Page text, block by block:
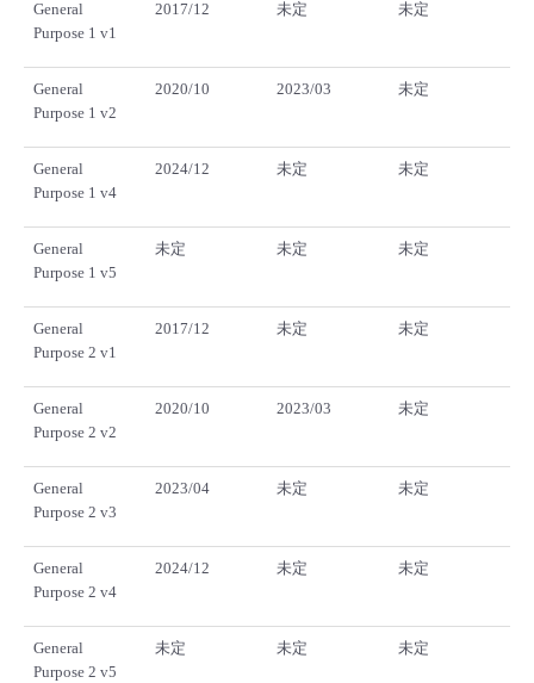
General
Purpose 1 v1
2017/12 未定 未定
General
Purpose 1 v2
2020/10 2023/03 未定
General
Purpose 1 v4
2024/12 未定 未定
General
Purpose 1 v5
未定 未定 未定
General
Purpose 2 v1
2017/12 未定 未定
General
Purpose 2 v2
2020/10 2023/03 未定
General
Purpose 2 v3
2023/04 未定 未定
General
Purpose 2 v4
2024/12 未定 未定
General
Purpose 2 v5
未定 未定 未定